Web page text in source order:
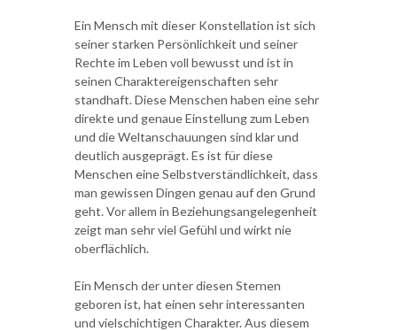
Ein Mensch mit dieser Konstellation ist sich
seiner starken Persönlichkeit und seiner
Rechte im Leben voll bewusst und ist in
seinen Charaktereigenschaften sehr
standhaft. Diese Menschen haben eine sehr
direkte und genaue Einstellung zum Leben
und die Weltanschauungen sind klar und
deutlich ausgeprägt. Es ist für diese
Menschen eine Selbstverständlichkeit, dass
man gewissen Dingen genau auf den Grund
geht. Vor allem in Beziehungsangelegenheit
zeigt man sehr viel Gefühl und wirkt nie
oberflächlich.
Ein Mensch der unter diesen Sternen
geboren ist, hat einen sehr interessanten
und vielschichtigen Charakter. Aus diesem